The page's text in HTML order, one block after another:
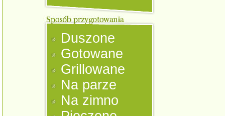
Duszone
Gotowane
Grillowane
Na parze
Na zimno